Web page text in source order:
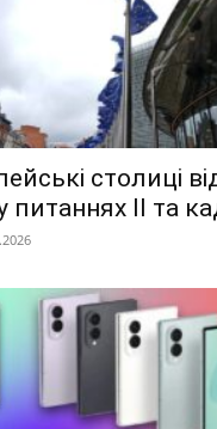
столиці
ІІ та